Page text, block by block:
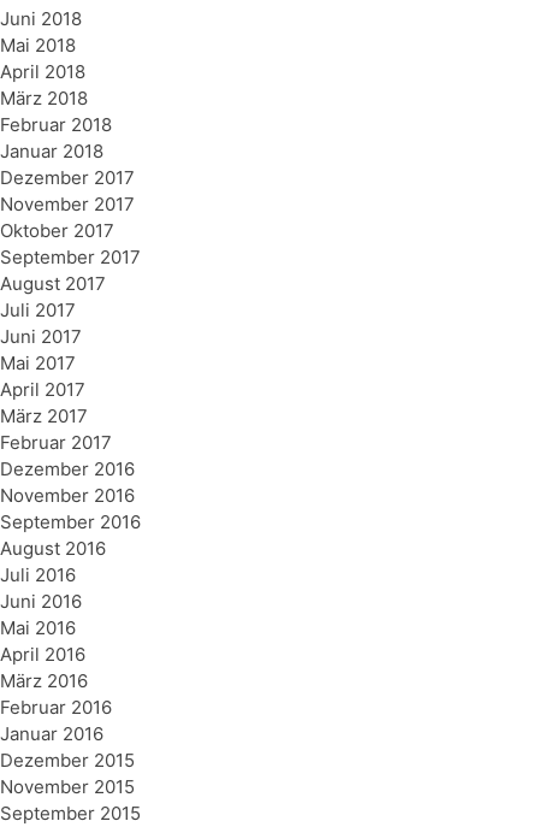
Juni 2018
Mai 2018
April 2018
März 2018
Februar 2018
Januar 2018
Dezember 2017
November 2017
Oktober 2017
September 2017
August 2017
Juli 2017
Juni 2017
Mai 2017
April 2017
März 2017
Februar 2017
Dezember 2016
November 2016
September 2016
August 2016
Juli 2016
Juni 2016
Mai 2016
April 2016
März 2016
Februar 2016
Januar 2016
Dezember 2015
November 2015
September 2015